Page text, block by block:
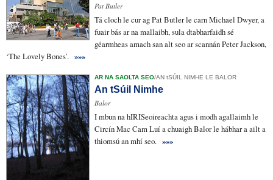
Pat Butler
Tá cloch le cur ag Pat Butlerle carnMichael Dwyer, a
fuair bás ar na mallaibh, sula dtabharfaidh sé
géarmheasamach san alt seo ar scannán Peter Jackson,
‘The Lovely Bones’. »»»
AR NA SAOLTA SEO/AN tSÚIL NIMHE LE BALOR
An tSúil Nimhe
Balor
I mbun na hIRISeoireachta agus i modhagallaimh le
Circín Mac Cam Luí a chuaigh Balor le hábhar a ailt a
thiomsúan mhí seo. »»»